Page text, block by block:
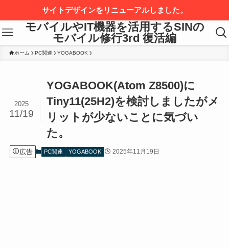
サイトデザインをリニューアルしました。
モバイルやIT機器を活用するSINの
モバイル修行3rd 復活編
ホーム PC関連 YOGABOOK
YOGABOOK(Atom Z8500)に
Tiny11(25H2)を検討しましたがメ
リットが少ないことに気づい
た。
2025
11/19
広告 PC関連 YOGABOOK 2025年11月19日